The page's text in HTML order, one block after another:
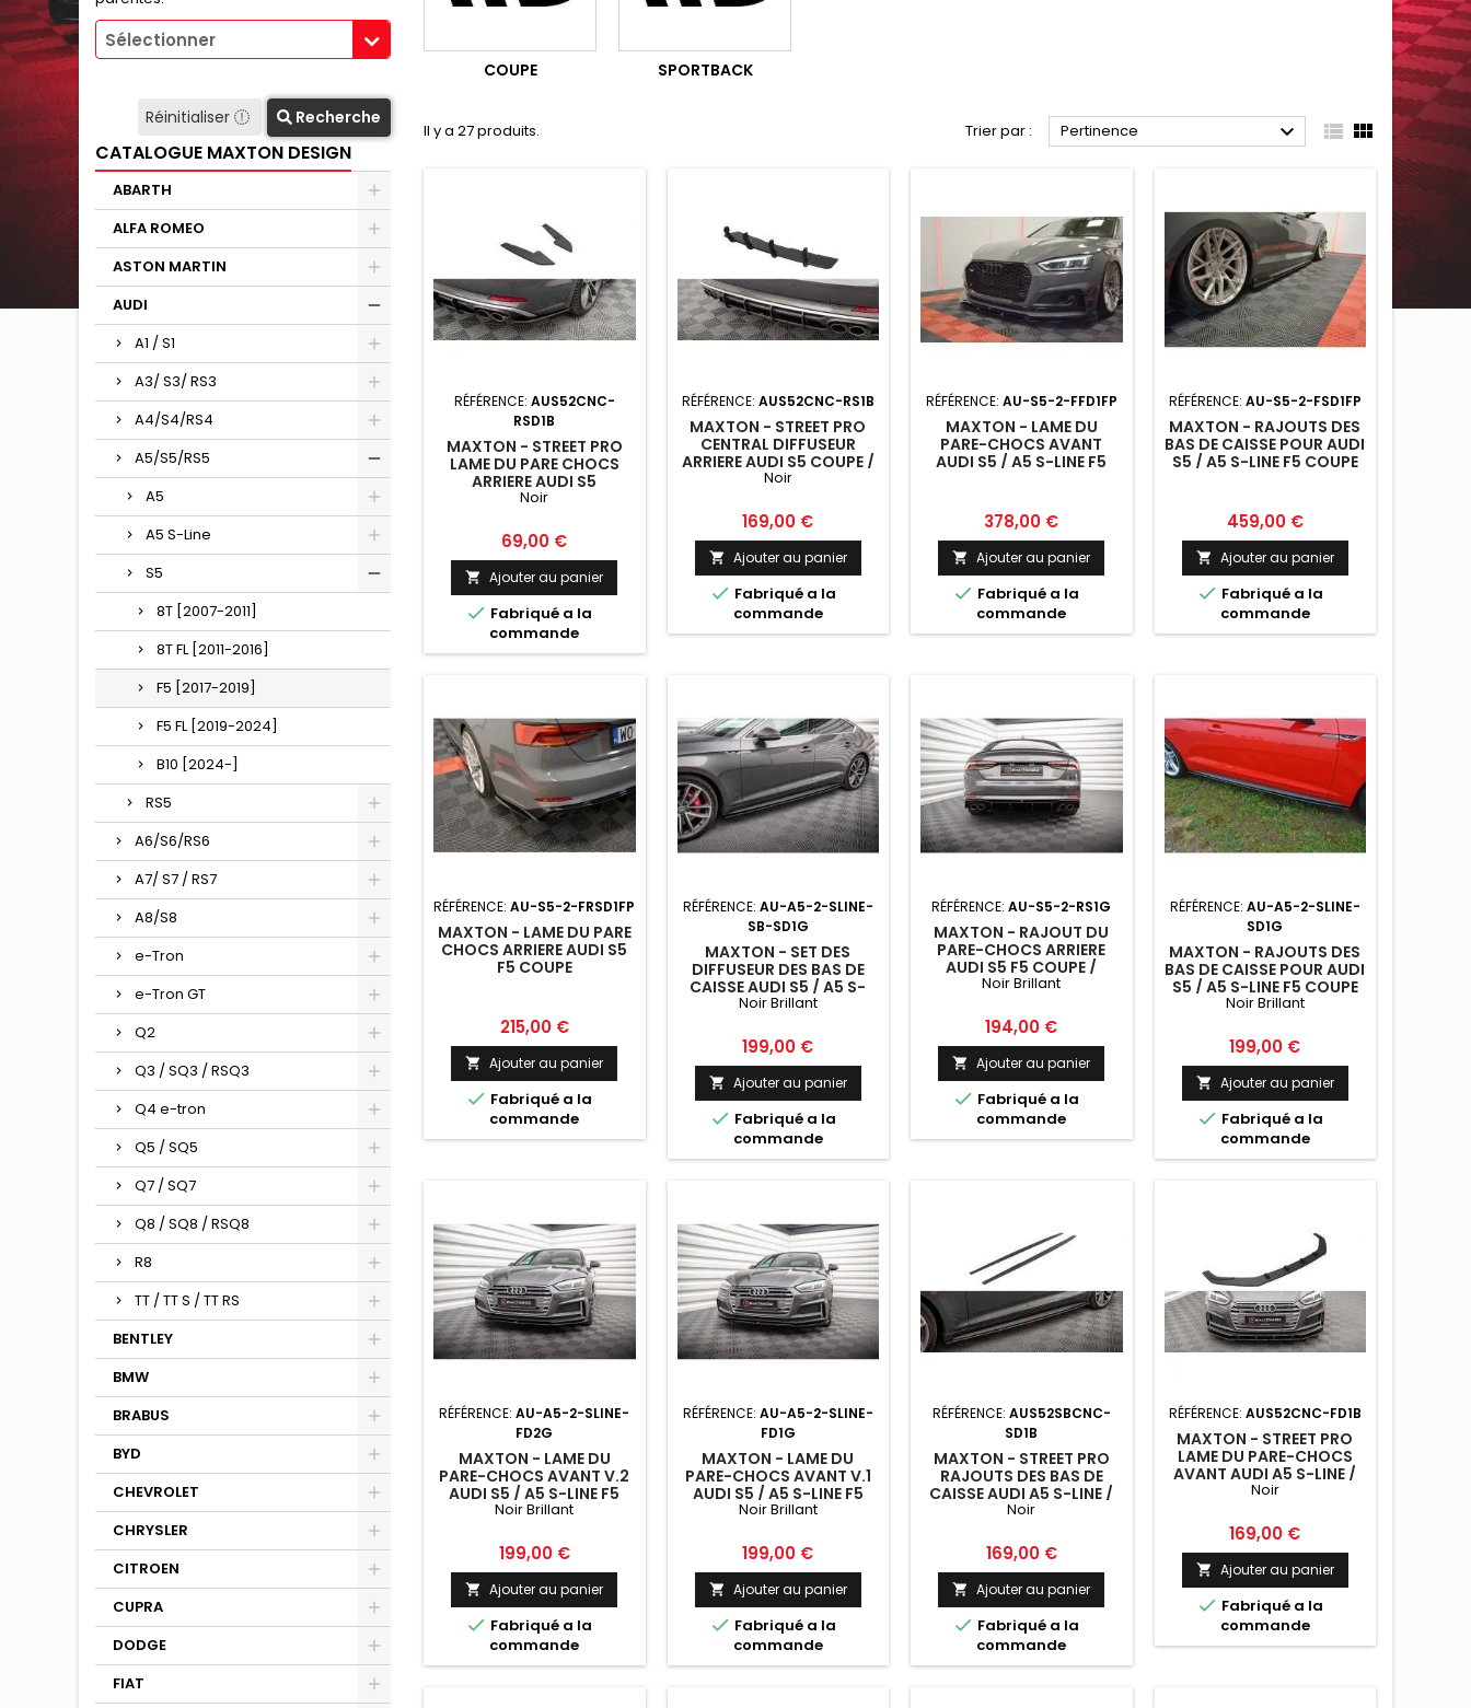
Sélectionner
Réinitialiser Recherche
CATALOGUE MAXTON DESIGN
ABARTH
ALFA ROMEO
ASTON MARTIN
AUDI
A1 / S1
A3/ S3/ RS3
A4/S4/RS4
A5/S5/RS5
A5
A5 S-Line
S5
8T [2007-2011]
8T FL [2011-2016]
F5 [2017-2019]
F5 FL [2019-2024]
B10 [2024-]
RS5
A6/S6/RS6
A7/ S7 / RS7
A8/S8
e-Tron
e-Tron GT
Q2
Q3 / SQ3 / RSQ3
Q4 e-tron
Q5 / SQ5
Q7 / SQ7
Q8 / SQ8 / RSQ8
R8
TT / TT S / TT RS
BENTLEY
BMW
BRABUS
BYD
CHEVROLET
CHRYSLER
CITROEN
CUPRA
DODGE
FIAT
COUPE SPORTBACK
Il y a 27 produits. Trier par : Pertinence   
RÉFÉRENCE: AUS52CNC-
RSD1B
MAXTON - STREET PRO
LAME DU PARE CHOCS
ARRIERE AUDI S5
SPORTBACK F5 NOIR
Noir
Prix
69,00 €
 Ajouter au panier
 Fabriqué a la
commande
RÉFÉRENCE: AUS52CNC-RS1B
MAXTON - STREET PRO
CENTRAL DIFFUSEUR
ARRIERE AUDI S5 COUPE /
SPORTBACK F5 NOIR
Noir
Prix
169,00 €
 Ajouter au panier
 Fabriqué a la
commande
RÉFÉRENCE: AU-S5-2-FFD1FP
MAXTON - LAME DU
PARE-CHOCS AVANT
AUDI S5 / A5 S-LINE F5
Prix
378,00 €
 Ajouter au panier
 Fabriqué a la
commande
RÉFÉRENCE: AU-S5-2-FSD1FP
MAXTON - RAJOUTS DES
BAS DE CAISSE POUR AUDI
S5 / A5 S-LINE F5 COUPE
Prix
459,00 €
 Ajouter au panier
 Fabriqué a la
commande
RÉFÉRENCE:AU-S5-2-FRSD1FP
MAXTON - LAME DU PARE
CHOCS ARRIERE AUDI S5
F5 COUPE
Prix
215,00 €
 Ajouter au panier
 Fabriqué a la
commande
RÉFÉRENCE: AU-A5-2-SLINE-
SB-SD1G
MAXTON - SET DES
DIFFUSEUR DES BAS DE
CAISSE AUDI S5 / A5 S-
LINE F5 SPORTBACK NOIR
Noir Brillant
Prix
199,00 €
 Ajouter au panier
 Fabriqué a la
commande
RÉFÉRENCE:AU-S5-2-RS1G
MAXTON - RAJOUT DU
PARE-CHOCS ARRIERE
AUDI S5 F5 COUPE /
SPORTBACK NOIR
Noir Brillant
Prix
194,00 €
 Ajouter au panier
 Fabriqué a la
commande
RÉFÉRENCE: AU-A5-2-SLINE-
SD1G
MAXTON - RAJOUTS DES
BAS DE CAISSE POUR AUDI
S5 / A5 S-LINE F5 COUPE
NOIR BRILLANT
Noir Brillant
Prix
199,00 €
 Ajouter au panier
 Fabriqué a la
commande
RÉFÉRENCE:AU-A5-2-SLINE-
FD2G
MAXTON - LAME DU
PARE-CHOCS AVANT V.2
AUDI S5 / A5 S-LINE F5
COUPE / SPORTBACK
Noir Brillant
Prix
199,00 €
 Ajouter au panier
 Fabriqué a la
commande
RÉFÉRENCE: AU-A5-2-SLINE-
FD1G
MAXTON - LAME DU
PARE-CHOCS AVANT V.1
AUDI S5 / A5 S-LINE F5
COUPE / SPORTBACK
Noir Brillant
Prix
199,00 €
 Ajouter au panier
 Fabriqué a la
commande
RÉFÉRENCE: AUS52SBCNC-
SD1B
MAXTON - STREET PRO
RAJOUTS DES BAS DE
CAISSE AUDI A5 S-LINE /
S5 SPORTBACK F5 NOIR
Noir
Prix
169,00 €
 Ajouter au panier
 Fabriqué a la
commande
RÉFÉRENCE: AUS52CNC-FD1B
MAXTON - STREET PRO
LAME DU PARE-CHOCS
AVANT AUDI A5 S-LINE /
S5 COUPE / SPORTBACK
Noir
Prix
169,00 €
 Ajouter au panier
 Fabriqué a la
commande